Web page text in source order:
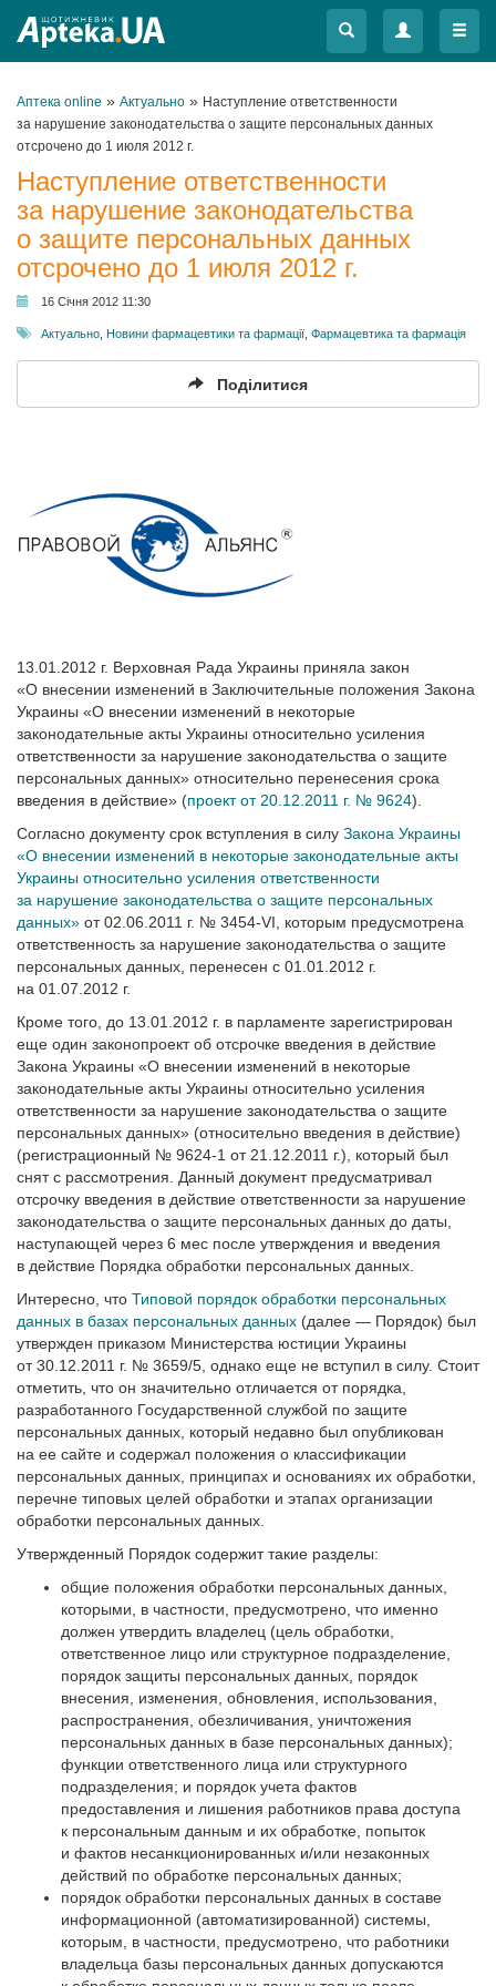
Меню
Меню
Аптека online » Актуально » Наступление ответственности
за нарушение законодательства о защите персональных данных
отсрочено до 1 июля 2012 г.
Наступление ответственности
за нарушение законодательства
о защите персональных данных
отсрочено до 1 июля 2012 г.
16 Січня 2012 11:30
Актуально Новини фармацевтики та фармації Фармацевтика та фармація
Поділитися
13.01.2012 г. Верховная Рада Украины приняла закон
«О внесении изменений в Заключительные положения Закона
Украины «О внесении изменений в некоторые
законодательные акты Украины относительно усиления
ответственности за нарушение законодательства о защите
персональных данных» относительно перенесения срока
введения в действие» (проект от 20.12.2011 г. № 9624).
Согласно документу срок вступления в силу Закона Украины
«О внесении изменений в некоторые законодательные акты
Украины относительно усиления ответственности
за нарушение законодательства о защите персональных
данных» от 02.06.2011 г. № 3454-VI, которым предусмотрена
ответственность за нарушение законодательства о защите
персональных данных, перенесен с 01.01.2012 г.
на 01.07.2012 г.
Кроме того, до 13.01.2012 г. в парламенте зарегистрирован
еще один законопроект об отсрочке введения в действие
Закона Украины «О внесении изменений в некоторые
законодательные акты Украины относительно усиления
ответственности за нарушение законодательства о защите
персональных данных» (относительно введения в действие)
(регистрационный № 9624-1 от 21.12.2011 г.), который был
снят с рассмотрения. Данный документ предусматривал
отсрочку введения в действие ответственности за нарушение
законодательства о защите персональных данных до даты,
наступающей через 6 мес после утверждения и введения
в действие Порядка обработки персональных данных.
Интересно, что Типовой порядок обработки персональных
данных в базах персональных данных (далее — Порядок) был
утвержден приказом Министерства юстиции Украины
от 30.12.2011 г. № 3659/5, однако еще не вступил в силу. Стоит
отметить, что он значительно отличается от порядка,
разработанного Государственной службой по защите
персональных данных, который недавно был опубликован
на ее сайте и содержал положения о классификации
персональных данных, принципах и основаниях их обработки,
перечне типовых целей обработки и этапах организации
обработки персональных данных.
Утвержденный Порядок содержит такие разделы:
общие положения обработки персональных данных,
которыми, в частности, предусмотрено, что именно
должен утвердить владелец (цель обработки,
ответственное лицо или структурное подразделение,
порядок защиты персональных данных, порядок
внесения, изменения, обновления, использования,
распространения, обезличивания, уничтожения
персональных данных в базе персональных данных);
функции ответственного лица или структурного
подразделения; и порядок учета фактов
предоставления и лишения работников права доступа
к персональным данным и их обработке, попыток
и фактов несанкционированных и/или незаконных
действий по обработке персональных данных;
порядок обработки персональных данных в составе
информационной (автоматизированной) системы,
которым, в частности, предусмотрено, что работники
владельца базы персональных данных допускаются